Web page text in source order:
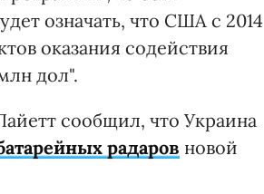
означать, что США с 2014
оказания содействия
дол".
сообщил, что Украина
радаров новой